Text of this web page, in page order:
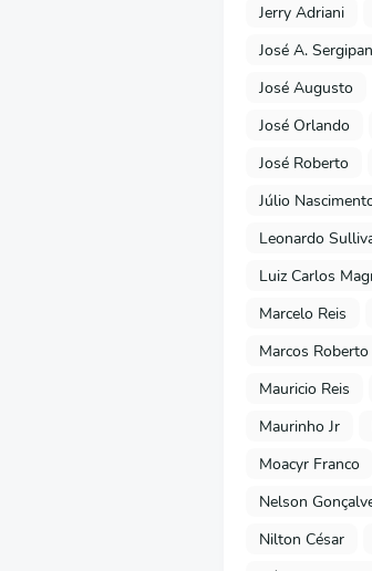
Jerry Adriani
José A.
José Augusto
José Orlando
José Roberto
Júlio
Leonardo
Luiz Carlos
Marcelo Reis
Marcos Roberto
Mauricio Reis
Maurinho Jr
Moacyr Franco
Nelson
Nilton César